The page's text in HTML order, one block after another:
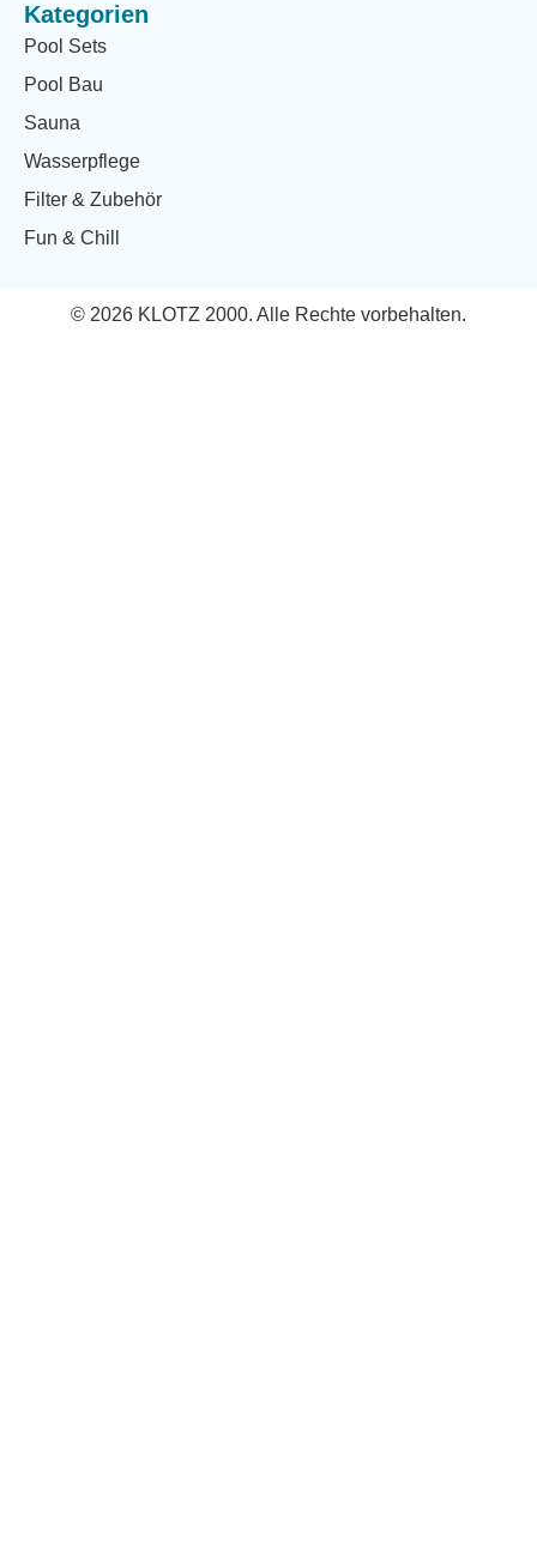
Kategorien
Pool Sets
Pool Bau
Sauna
Wasserpflege
Filter & Zubehör
Fun & Chill
© 2026 KLOTZ 2000. Alle Rechte vorbehalten.